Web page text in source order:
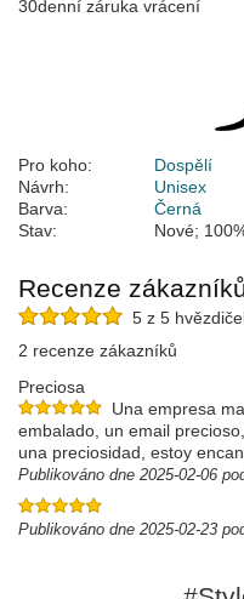
30denní záruka vrácení
Pro koho:
Dospělí
Návrh:
Unisex
Barva:
Černá
Stav:
Nové;
Recenze
5 z 5
2 recenze zákazníků
Preciosa
Una empresa
embalado, un email
una preciosidad, estoy
Publikováno dne 2025-02-06
Publikováno dne 2025-02-23